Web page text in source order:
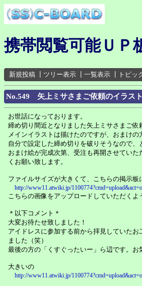
携帯閲覧可能ＵＰ
新規投稿 ツリー表示 一覧表示 トピッ
No.549 矢上ミサさまご依頼のイラスト
お世話になっております。
締め切り間近となりました矢上ミサさまご依
メインイラストは描けたのですが、おまけの
自分で設定した締め切りを破りそうなので、
おまけ絵が完成次第、受注も再開させてい
くお願い致します。
ファイルサイズが大きくて、こちらの掲示板
http://www11.atwiki.jp/
こちらの画像をアップロードしていただくよ
＊以下コメント＊
大変お待たせ致しました！
アイドレスに参加する前から拝見していた
ました（笑）
最後の方の「くすぐったいー」ら辺です。お
大きいの
http://www11.atwiki.jp/